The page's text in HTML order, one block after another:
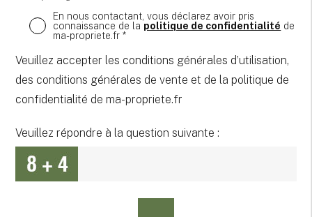
En nous contactant, vous déclarez avoir pris
connaissance de la politique de confidentialité de
ma-propriete.fr *
Veuillez accepter les conditions générales d’utilisation,
des conditions générales de vente et de la politique de
confidentialité de ma-propriete.fr
Veuillez répondre à la question suivante :